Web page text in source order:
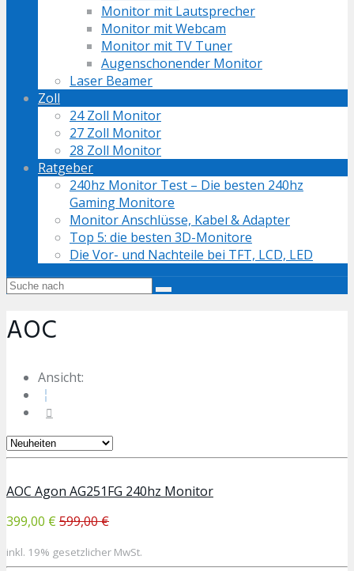
Monitor mit Lautsprecher
Monitor mit Webcam
Monitor mit TV Tuner
Augenschonender Monitor
Laser Beamer
Zoll
24 Zoll Monitor
27 Zoll Monitor
28 Zoll Monitor
Ratgeber
240hz Monitor Test – Die besten 240hz
Gaming Monitore
Monitor Anschlüsse, Kabel & Adapter
Top 5: die besten 3D-Monitore
Die Vor- und Nachteile bei TFT, LCD, LED
AOC
Ansicht:
AOC Agon AG251FG 240hz Monitor
399,00 € 599,00 €
inkl. 19% gesetzlicher MwSt.